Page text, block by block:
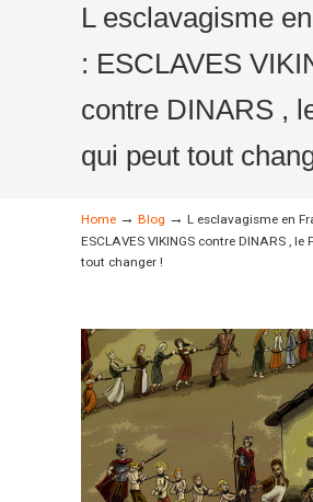
L esclavagisme
: ESCLAVES
contre DINARS ,
qui peut tout
Home → Blog → L esclavagisme en
ESCLAVES VIKINGS contre DINARS , le
tout changer !